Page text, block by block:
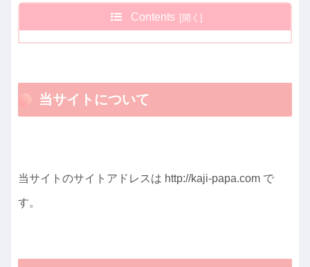
Contents
当サイトについて
当サイトのサイトアドレスは http://kaji-papa.com で
す。